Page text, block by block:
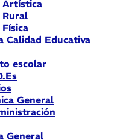
Artística
Rural
Calidad Educativa
escolar
General
General